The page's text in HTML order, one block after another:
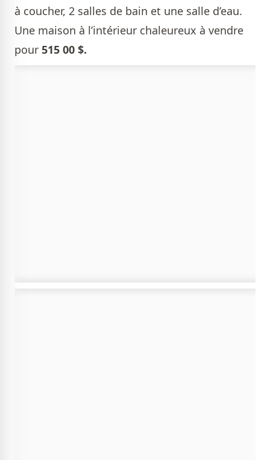
à coucher, 2 salles de bain et une salle d’eau.
Une maison à l’intérieur chaleureux à vendre
pour 515 00 $.